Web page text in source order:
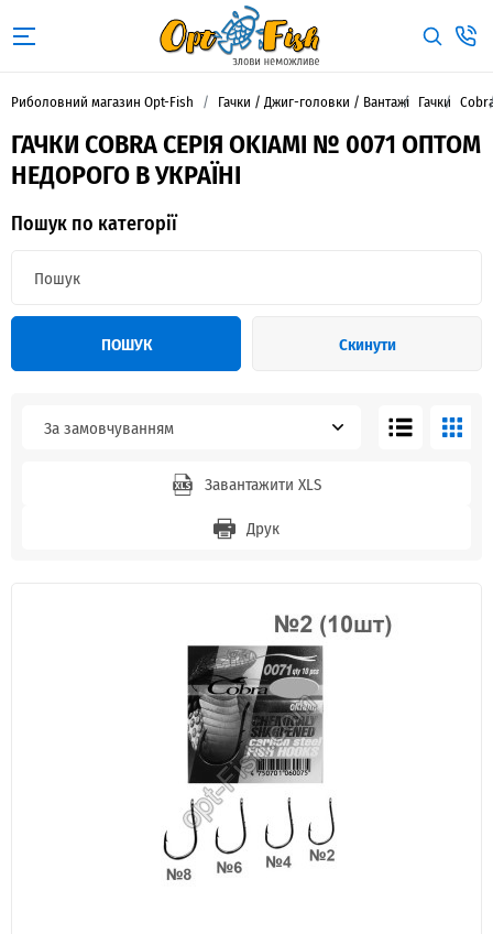
Риболовний магазин Opt-Fish Гачки / Джиг-головки / Вантажі Гачки
ГАЧКИ COBRA СЕРІЯ OKIAMI № 0071 ОПТОМ
НЕДОРОГО В УКРАЇНІ
Пошук по категорії
ПОШУК Скинути
За замовчуванням
Завантажити XLS
Друк